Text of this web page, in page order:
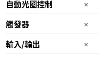
自動光圈控制
觸發器
輸入/輸出